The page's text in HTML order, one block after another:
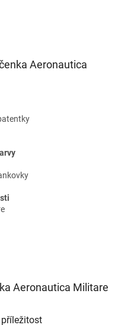
Aeronautica
Aeronautica Militare